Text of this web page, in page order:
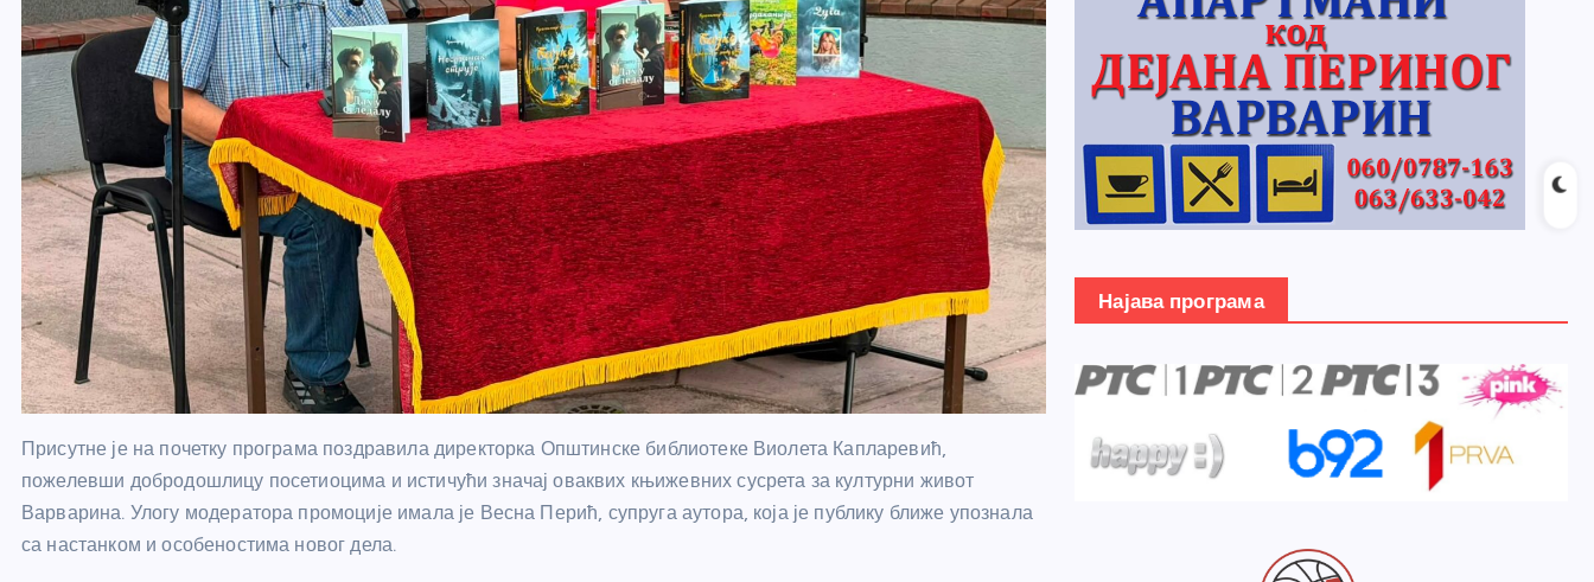
Присутне је на почетку програма поздравила директорка Општинске библиотеке Виолета Капларевић,
пожелевши добродошлицу посетиоцима и истичући значај оваквих књижевних сусрета за културни живот
Варварина. Улогу модератора промоције имала је Весна Перић, супруга аутора, која је публику ближе упознала
са настанком и особеностима новог дела.
Најава програма